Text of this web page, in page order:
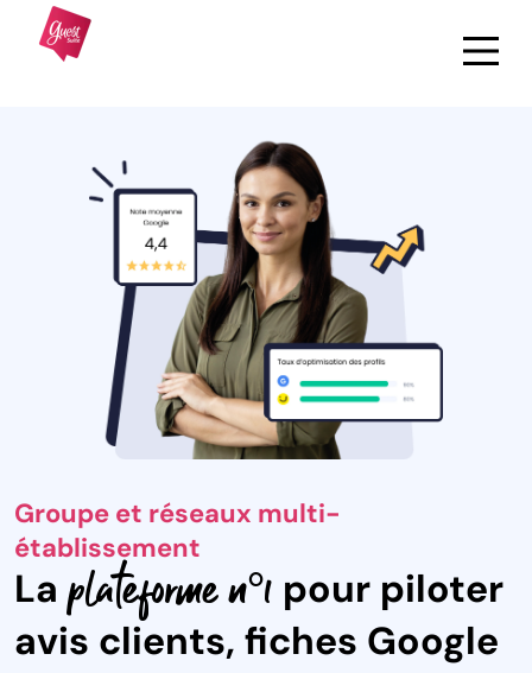
Groupe et réseaux multi-
établissement
La plateforme n°1 pour piloter
avis clients, fiches Google